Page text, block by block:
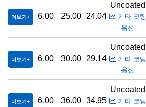
더보기 6.00 25.00 24.04
Uncoated
기타 코팅
옵션
더보기 6.00 30.00 29.14
Uncoated
기타 코팅
옵션
더보기 6.00 36.00 34.95
Uncoated
기타 코팅